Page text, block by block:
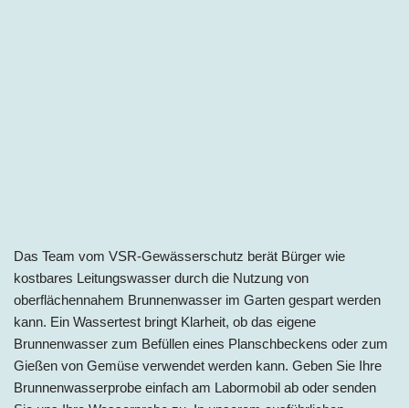
Das Team vom VSR-Gewässerschutz berät Bürger wie
kostbares Leitungswasser durch die Nutzung von
oberflächennahem Brunnenwasser im Garten gespart werden
kann. Ein Wassertest bringt Klarheit, ob das eigene
Brunnenwasser zum Befüllen eines Planschbeckens oder zum
Gießen von Gemüse verwendet werden kann. Geben Sie Ihre
Brunnenwasserprobe einfach am Labormobil ab oder senden